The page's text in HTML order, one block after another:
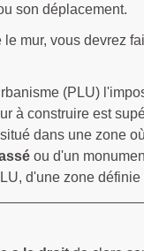
son déplacement.
mur, vous devrez
(PLU)
à construire est
dans une zone
ou d'un
d'une zone